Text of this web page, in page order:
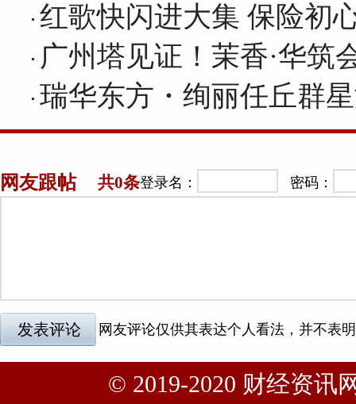
红歌快闪进大集 保险
广州塔见证！茉香·华筑
瑞华东方・绚丽任丘群
© 2019-2020 财经资讯